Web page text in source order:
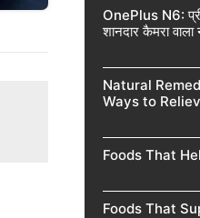
OnePlus N6:
शानदार कैमरा वाला
Natural
Ways to
Foods That
Foods That